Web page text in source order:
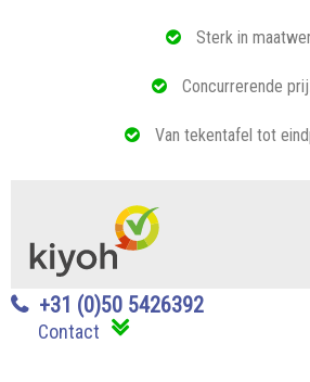
Sterk in
Concurrerende
Van tekentafel tot
+31 (0)50 5426392
Contact